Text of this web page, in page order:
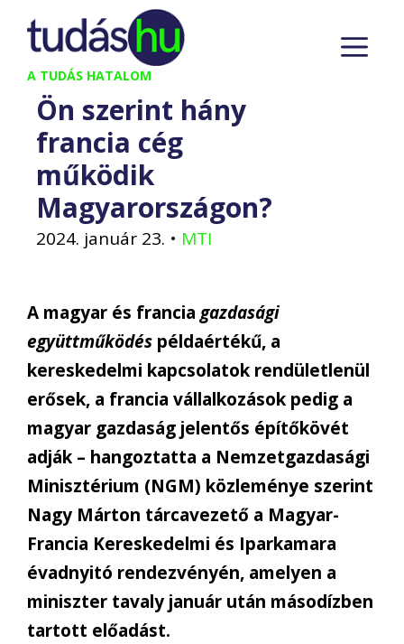
Kilépés
tartalomba
A TUDÁS HATALOM
Ön szerint hány
francia cég
működik
Magyarországon?
2024. január 23. • MTI
A magyar és francia gazdasági
együttműködés példaértékű, a
kereskedelmi kapcsolatok rendületlenül
erősek, a francia vállalkozások pedig a
magyar gazdaság jelentős építőkövét
adják – hangoztatta a Nemzetgazdasági
Minisztérium (NGM) közleménye szerint
Nagy Márton tárcavezető a Magyar-
Francia Kereskedelmi és Iparkamara
évadnyitó rendezvényén, amelyen a
miniszter tavaly január után másodízben
tartott előadást.